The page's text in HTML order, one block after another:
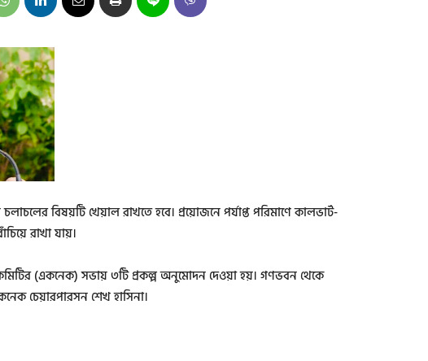
বিষয়টি খেয়াল রাখতে হবে। প্রয়োজনে পর্যাপ্ত পরিমাণে কালভার্ট-
রাখা যায়।
(একনেক) সভায় ৩টি প্রকল্প অনুমোদন দেওয়া হয়। গণভবন থেকে
চেয়ারপারসন শেখ হাসিনা।